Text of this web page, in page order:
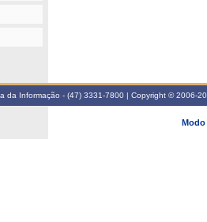
da Informação - (47) 3331-7800 | Copyright © 2006-
Modo